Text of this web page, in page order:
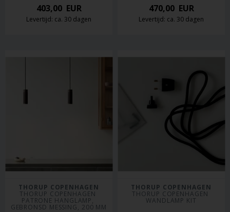
403,00EUR
Levertijd: ca. 30 dagen
470,00EUR
Levertijd: ca. 30 dagen
THORUP COPENHAGEN
THORUP COPENHAGEN
PATRONE HANGLAMP,
GEBRONSD MESSING, 200 MM
THORUP COPENHAGEN
THORUP COPENHAGEN
WANDLAMP KIT